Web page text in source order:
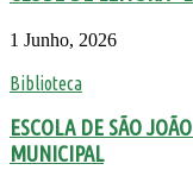
1 Junho, 2026
Biblioteca
ESCOLA DE SÃO
MUNICIPAL